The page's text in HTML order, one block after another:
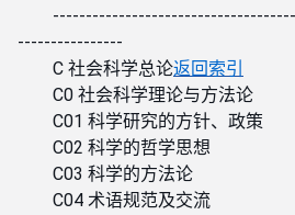
----------------
C 社会科学总论返回索引
C0 社会科学理论与方法论
C01 科学研究的方针、政策
C02 科学的哲学思想
C03 科学的方法论
C04 术语规范及交流